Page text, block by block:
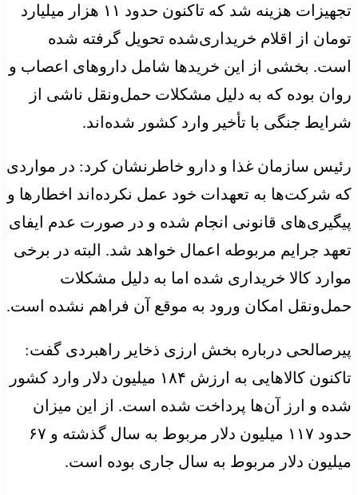
تجهیزات هزینه شد که تاکنون حدود ۱۱ هزار میلیارد
تومان از اقلام خریداری‌شده تحویل گرفته شده
است. بخشی از این خریدها شامل داروهای اعصاب و
روان بوده که به دلیل مشکلات حمل‌ونقل ناشی از
شرایط جنگی با تأخیر وارد کشور شده‌اند.
رئیس سازمان غذا و دارو خاطرنشان کرد: در مواردی
که شرکت‌ها به تعهدات خود عمل نکرده‌اند اخطارها و
پیگیری‌های قانونی انجام شده و در صورت عدم ایفای
تعهد جرایم مربوطه اعمال خواهد شد. البته در برخی
موارد کالا خریداری شده اما به دلیل مشکلات
حمل‌ونقل امکان ورود به موقع آن فراهم نشده است.
پیرصالحی درباره بخش ارزی ذخایر راهبردی گفت:
تاکنون کالاهایی به ارزش ۱۸۴ میلیون دلار وارد کشور
شده و ارز آن‌ها پرداخت شده است. از این میزان
حدود ۱۱۷ میلیون دلار مربوط به سال گذشته و ۶۷
میلیون دلار مربوط به سال جاری بوده است.